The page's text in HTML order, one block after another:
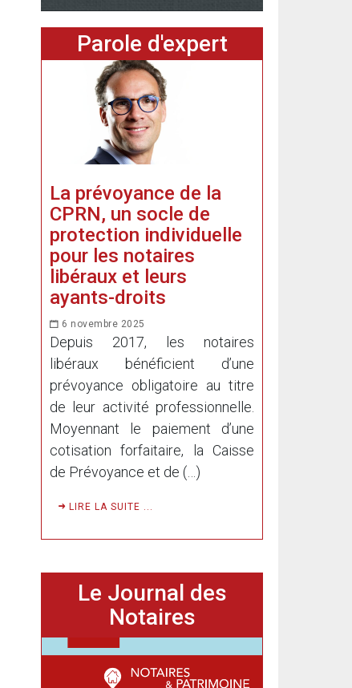
Parole d'expert
La prévoyance de la
CPRN, un socle de
protection individuelle
pour les notaires
libéraux et leurs
ayants-droits
6 novembre 2025
Depuis 2017, les notaires
libéraux bénéficient d’une
prévoyance obligatoire au titre
de leur activité professionnelle.
Moyennant le paiement d’une
cotisation forfaitaire, la Caisse
de Prévoyance et de (…)
LIRE LA SUITE ...
Le Journal des
Notaires